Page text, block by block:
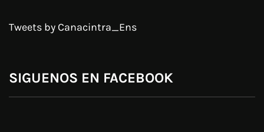
Tweets by Canacintra_Ens
SIGUENOS EN FACEBOOK